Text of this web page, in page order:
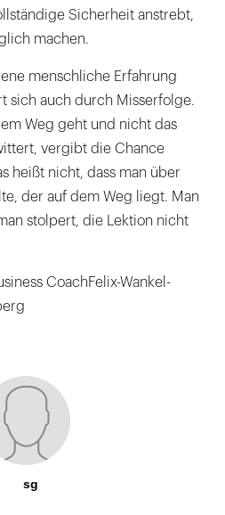
Sicherheit anstrebt,
machen.
menschliche Erfahrung
sich auch durch Misserfolge.
Weg geht und nicht das
vergibt die Chance
heißt nicht, dass man über
der auf dem Weg liegt. Man
stolpert, die Lektion nicht
CoachFelix-Wankel-
sg